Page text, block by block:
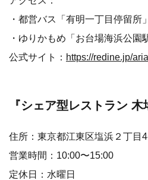
・都営バス「有明一丁目停留所
・ゆりかもめ「お台場海浜公園
公式サイト： https://redine.jp/
『シェア型レストラン 木
住所：東京都江東区塩浜２丁目
営業時間：10:00〜15:00
定休日：水曜日